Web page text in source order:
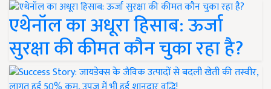
एथेनॉल का अधूरा हिसाब: ऊर्जा
सुरक्षा की कीमत कौन चुका रहा है?